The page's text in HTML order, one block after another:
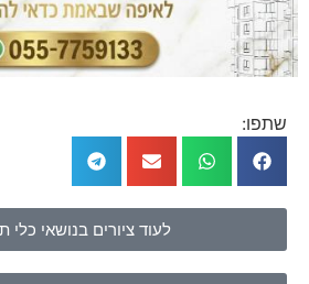
שתפו:
לעוד ציורים בנושאי כלי